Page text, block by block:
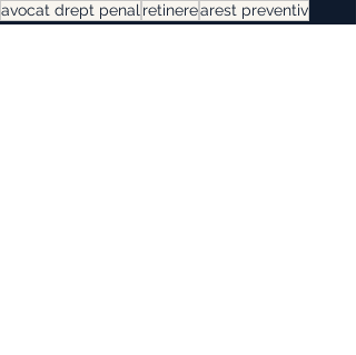
avocat drept penal retinerearest preventiv